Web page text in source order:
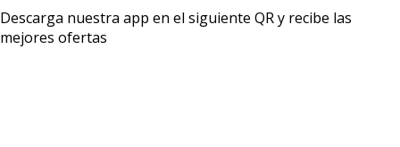
Descarga nuestra app en el siguiente QR y recibe las
mejores ofertas